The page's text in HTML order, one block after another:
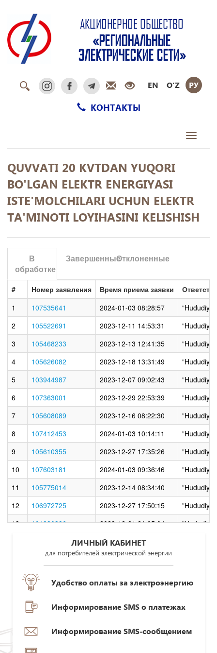
АКЦИОНЕРНОЕ ОБЩЕСТВО
«РЕГИОНАЛЬНЫЕ
ЭЛЕКТРИЧЕСКИЕ СЕТИ»
EN O‘Z РУ
КОНТАКТЫ
Toggle
QUVVATI 20 KVTDAN YUQORI
BO'LGAN ELEKTR ENERGIYASI
ISTE'MOLCHILARI UCHUN ELEKTR
TA'MINOTI LOYIHASINI KELISHISH
В
обработке
ЗавершенныеОтклоненные
# Номер заявления Время приема заявки
1
107535641 2024-01-03 08:28:57
"Hududiy
2
105522691 2023-12-11 14:53:31
"Hududiy
3
105468233 2023-12-13 12:41:35
"Hududiy
4
105626082 2023-12-18 13:31:49
"Hududiy
5
103944987 2023-12-07 09:02:43
"Hududiy
6
107363001 2023-12-29 22:53:39
"Hududiy
7
105608089 2023-12-16 08:22:30
"Hududiy
8
107412453 2024-01-03 10:14:11
"Hududiy
9
105610355 2023-12-27 17:35:26
"Hududiy
10
107603181 2024-01-03 09:36:46
"Hududiy
11
105775014 2023-12-14 08:34:40
"Hududiy
12
106972725 2023-12-27 17:50:15
"Hududiy
13
104830386 2023-12-21 21:05:04
"Hududiy
2023-12-28 16:00:02
106419490 2023-12-22 16:49:47
107800612
104892077
107847216 2024-01-03 10:58:00
"Hududiy
106247874
ЛИЧНЫЙ КАБИНЕТ
для потребителей электрической энергии
Удобство оплаты за электроэнергию
Информирование SMS о платежах
Информирование SMS-сообщением